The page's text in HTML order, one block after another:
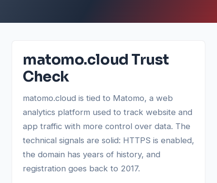
matomo.cloud Trust
Check
matomo.cloud is tied to Matomo, a web
analytics platform used to track website and
app traffic with more control over data. The
technical signals are solid: HTTPS is enabled,
the domain has years of history, and
registration goes back to 2017.